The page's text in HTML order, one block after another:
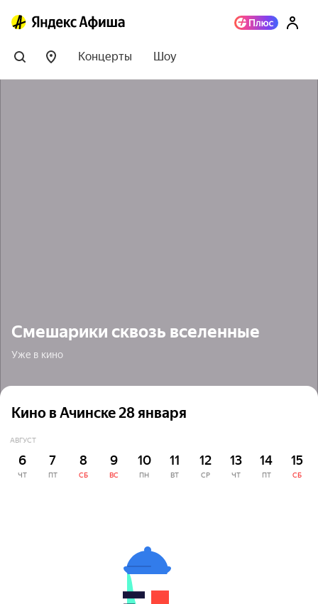
Концерты Шоу
Смешарики сквозь вселенные
Уже в кино
Кино в Ачинске 28 января
АВГУСТ
6
ЧТ
7
ПТ
8
СБ
9
ВС
10
ПН
11
ВТ
12
СР
13
ЧТ
14
ПТ
15
СБ